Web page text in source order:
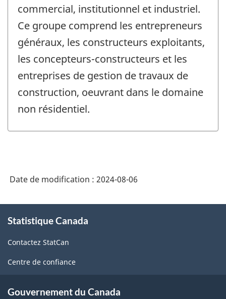
commercial, institutionnel et industriel.
Ce groupe comprend les entrepreneurs
généraux, les constructeurs exploitants,
les concepteurs-constructeurs et les
entreprises de gestion de travaux de
construction, oeuvrant dans le domaine
non résidentiel.
Date de modification : 2024-08-06
propos
ce
site
Statistique Canada
Contactez StatCan
Centre de confiance
Gouvernement du Canada